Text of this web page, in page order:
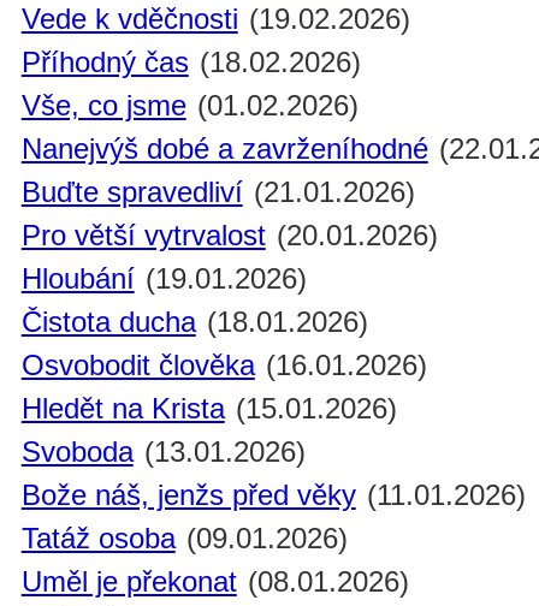
Vede k vděčnosti (19.02.2026)
Příhodný čas (18.02.2026)
Vše, co jsme (01.02.2026)
Nanejvýš dobé a zavrženíhodné
Buďte spravedliví (21.01.2026)
Pro větší vytrvalost (20.01.2026)
Hloubání (19.01.2026)
Čistota ducha (18.01.2026)
Osvobodit člověka (16.01.2026)
Hledět na Krista (15.01.2026)
Svoboda (13.01.2026)
Bože náš, jenžs před věky (11.01.2026)
Tatáž osoba (09.01.2026)
Uměl je překonat (08.01.2026)